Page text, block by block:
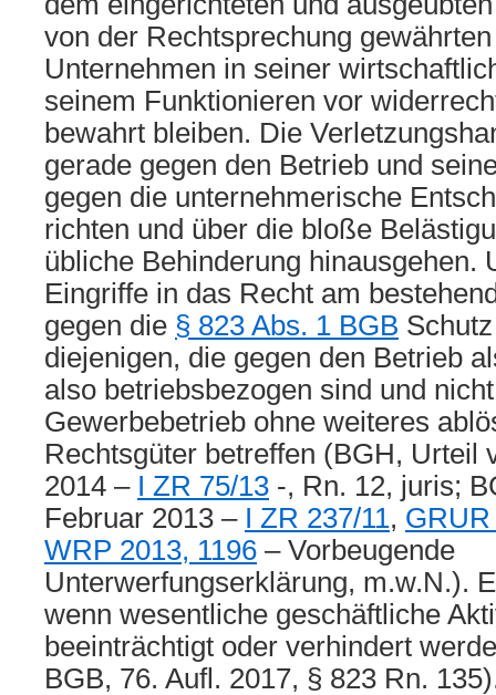
von der Rechtsprechung
Unternehmen in seiner
seinem Funktionieren vor
bewahrt bleiben. Die
gerade gegen den Betrieb und
gegen die unternehmerische
richten und über die bloße
übliche Behinderung hinausgehen.
Eingriffe in das Recht am
gegen die § 823 Abs. 1 BGB
diejenigen, die gegen den Betrieb
also betriebsbezogen sind und
Gewerbebetrieb ohne weiteres
Rechtsgüter betreffen (BGH, Urteil
2014 – I ZR 75/13 -, Rn. 12, juris;
Februar 2013 – I ZR 237/11,
WRP 2013, 1196 – Vorbeugende
Unterwerfungserklärung, m.w.N.).
wenn wesentliche geschäftliche
beeinträchtigt oder verhindert
BGB, 76. Aufl. 2017, § 823 Rn.